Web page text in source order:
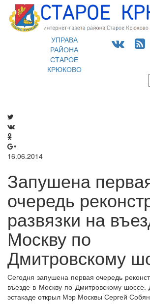
УПРАВА
РАЙОНА
СТАРОЕ
КРЮКОВО
16.06.2014
Запушена
очередь
развязки на
Москву по
Дмитровскому
Сегодня запушена первая очередь
въезде в Москву по Дмитровскому
эстакаде открыл Мэр Москвы Сергей